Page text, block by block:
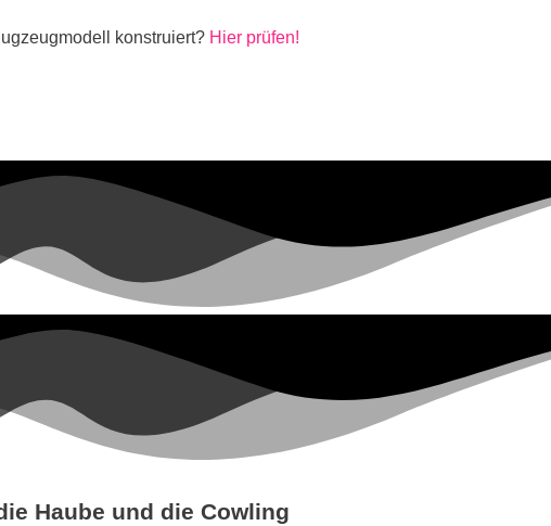
konstruiert? Hier prüfen!
Haube und die Cowling